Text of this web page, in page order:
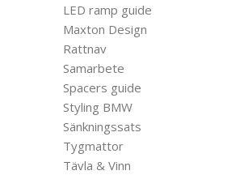
LED ramp guide
Maxton Design
Rattnav
Samarbete
Spacers guide
Styling BMW
Sänkningssats
Tygmattor
Tävla & Vinn